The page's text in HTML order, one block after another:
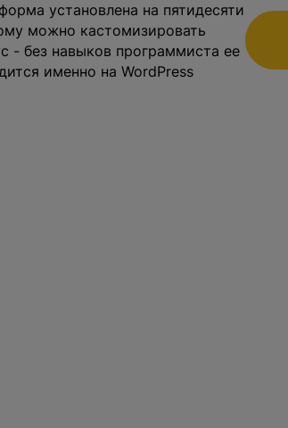
установлена на пятидесяти
можно кастомизировать
- без навыков программиста ее
именно на WordPress